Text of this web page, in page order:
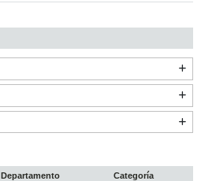
Departamento
Categoría